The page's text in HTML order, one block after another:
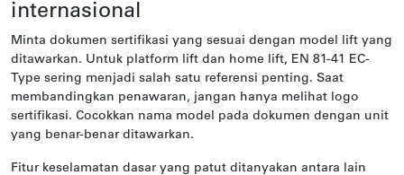
internasional
Minta dokumen sertifikasi yang sesuai dengan model lift yang
ditawarkan. Untuk platform lift dan home lift, EN 81-41 EC-
Type sering menjadi salah satu referensi penting. Saat
membandingkan penawaran, jangan hanya melihat logo
sertifikasi. Cocokkan nama model pada dokumen dengan unit
yang benar-benar ditawarkan.
Fitur keselamatan dasar yang patut ditanyakan antara lain